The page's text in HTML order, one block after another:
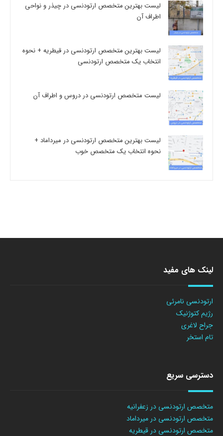
لیست بهترین متخصص ارتودنسی در چیذر و نواحی
اطراف آن
لیست بهترین متخصص ارتودنسی در قیطریه + نحوه
انتخاب یک متخصص ارتودنسی
لیست متخصص ارتودنسی در دروس و اطراف آن
لیست بهترین متخصص ارتودنسی در میرداماد +
نحوه انتخاب یک متخصص خوب
لینک های مفید
ارتودنسی نامرئی
رژیم کتوژنیک
جراح لاغری
تام استخر
دسترسی سریع
متخصص ارتودنسی در زعفرانیه
متخصص ارتودنسی در میرداماد
متخصص ارتودنسی در قیطریه